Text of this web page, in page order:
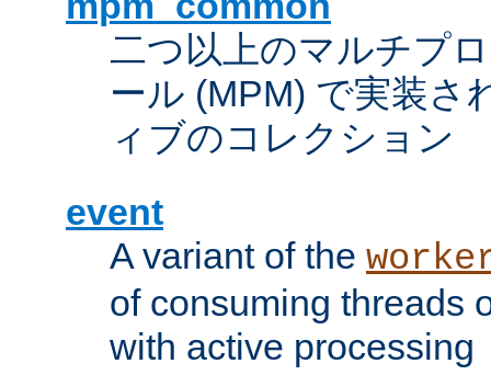
二つ以上のマルチプ
ール (MPM) で実装さ
ィブのコレクション
event
A variant of the
of consuming threads
with active processing